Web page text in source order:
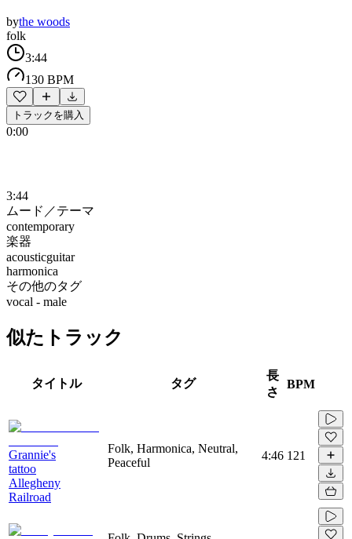
bythe woods
folk
3:44
130 BPM
トラックを購入
0:00
3:44
ムード／テーマ
contemporary
楽器
acousticguitar
harmonica
その他のタグ
vocal - male
似たトラック
タイトル タグ
長
さ
BPM
Grannie's
tattoo
Allegheny
Railroad
Folk, Harmonica, Neutral,
Peaceful
4:46 121